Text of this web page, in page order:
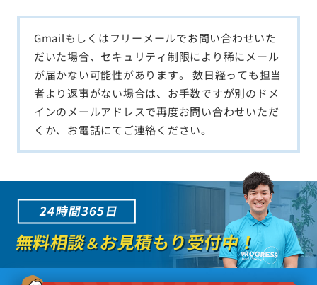
Gmailもしくはフリーメールでお問い合わせいた
だいた場合、セキュリティ制限により稀にメール
が届かない可能性があります。 数日経っても担当
者より返事がない場合は、お手数ですが別のドメ
インのメールアドレスで再度お問い合わせいただ
くか、お電話にてご連絡ください。
24時間365日
無料相談＆お見積もり受付中！